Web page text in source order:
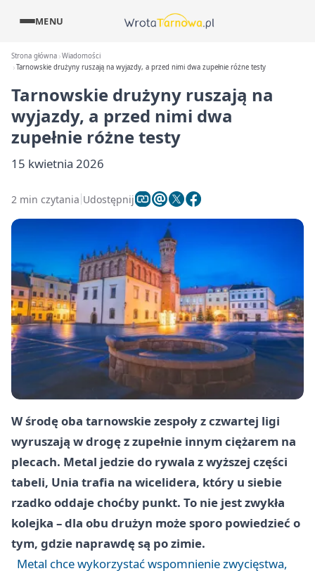
MENU
Strona główna Wiadomości
Tarnowskie drużyny ruszają na wyjazdy, a przed nimi dwa zupełnie różne testy
Tarnowskie drużyny ruszają na
wyjazdy, a przed nimi dwa
zupełnie różne testy
15 kwietnia 2026
2 min czytania Udostępnij
W środę oba tarnowskie zespoły z czwartej ligi
wyruszają w drogę z zupełnie innym ciężarem na
plecach. Metal jedzie do rywala z wyższej części
tabeli, Unia trafia na wicelidera, który u siebie
rzadko oddaje choćby punkt. To nie jest zwykła
kolejka – dla obu drużyn może sporo powiedzieć o
tym, gdzie naprawdę są po zimie.
Metal chce wykorzystać wspomnienie zwycięstwa,